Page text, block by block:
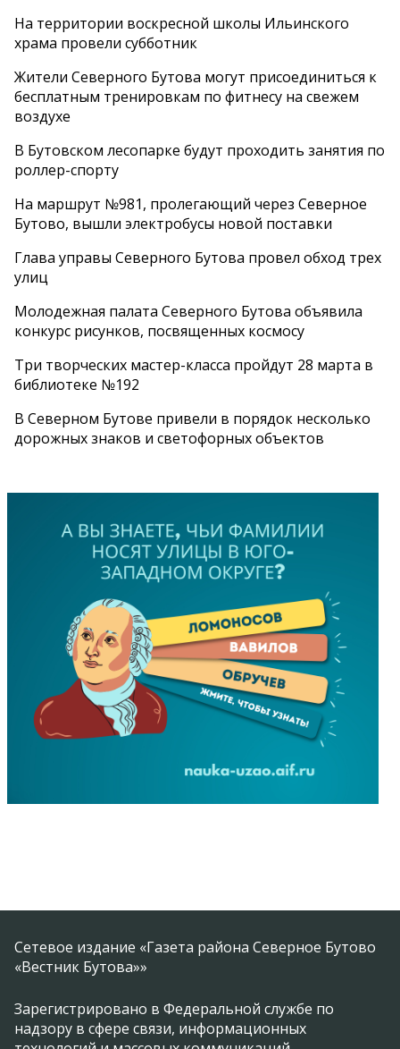
На территории воскресной школы Ильинского
храма провели субботник
Жители Северного Бутова могут присоединиться к
бесплатным тренировкам по фитнесу на свежем
воздухе
В Бутовском лесопарке будут проходить занятия по
роллер-спорту
На маршрут №981, пролегающий через Северное
Бутово, вышли электробусы новой поставки
Глава управы Северного Бутова провел обход трех
улиц
Молодежная палата Северного Бутова объявила
конкурс рисунков, посвященных космосу
Три творческих мастер-класса пройдут 28 марта в
библиотеке №192
В Северном Бутове привели в порядок несколько
дорожных знаков и светофорных объектов
Сетевое издание «Газета района Северное Бутово
«Вестник Бутова»»
Зарегистрировано в Федеральной службе по
надзору в сфере связи, информационных